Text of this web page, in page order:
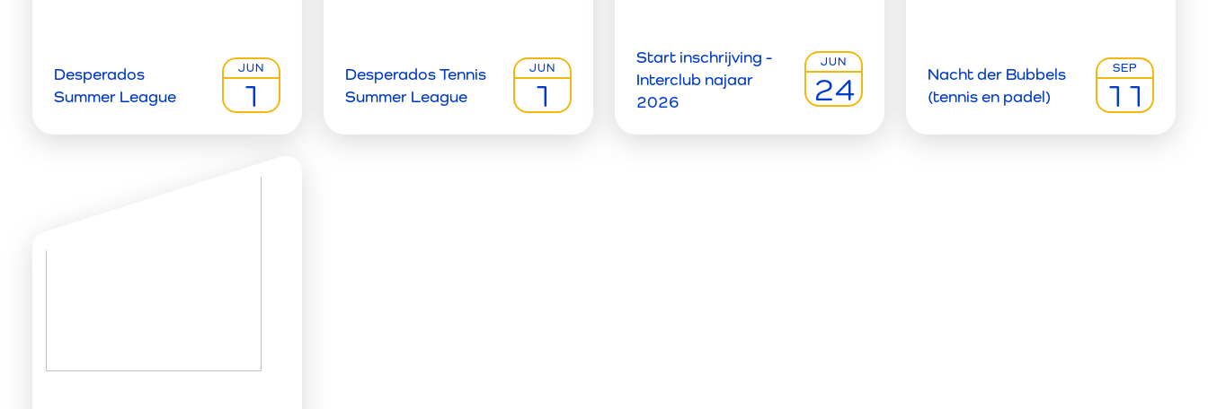
Desperados
Summer League
JUN
1
Desperados Tennis
Summer League
JUN
1
Start inschrijving -
Interclub najaar
2026
JUN
24
Nacht der Bubbels
(tennis en padel)
SEP
11